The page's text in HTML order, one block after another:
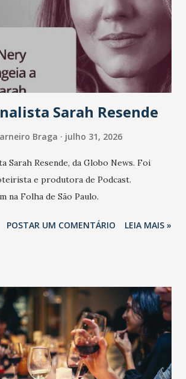
Sarah Resende
Braga julho 31, 2026
Sarah Resende, da Globo News. Foi
e produtora de Podcast.
na Folha de São Paulo.
POSTAR UM COMENTÁRIO LEIA MAIS »